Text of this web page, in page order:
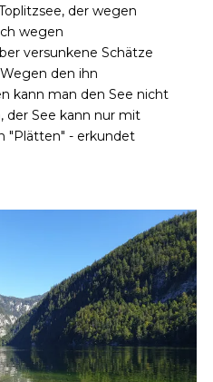
der wegen
wegen
versunkene Schätze
den ihn
kann man den See nicht
der See kann nur mit
"Plätten" - erkundet